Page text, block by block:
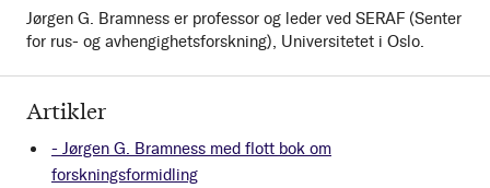
Artikler
- Jørgen G. Bramness med flott bok om
forskningsformidling
Jørgen G. Bramness er professor og leder ved SERAF (Senter
for rus- og avhengighetsforskning), Universitetet i Oslo.